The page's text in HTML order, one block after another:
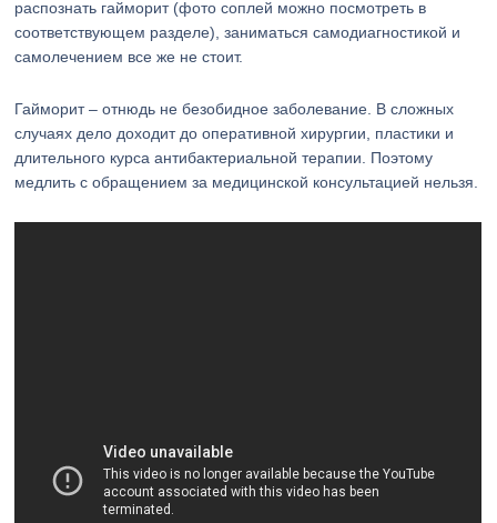
распознать гайморит (фото соплей можно посмотреть в
соответствующем разделе), заниматься самодиагностикой и
самолечением все же не стоит.
Гайморит – отнюдь не безобидное заболевание. В сложных
случаях дело доходит до оперативной хирургии, пластики и
длительного курса антибактериальной терапии. Поэтому
медлить с обращением за медицинской консультацией нельзя.